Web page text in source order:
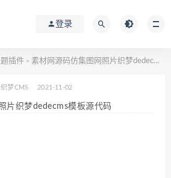
登录
插件 > 素材网源码仿集图网照片织梦dedecms模板源代码
织梦CMS 2021-11-02
片织梦dedecms模板源代码